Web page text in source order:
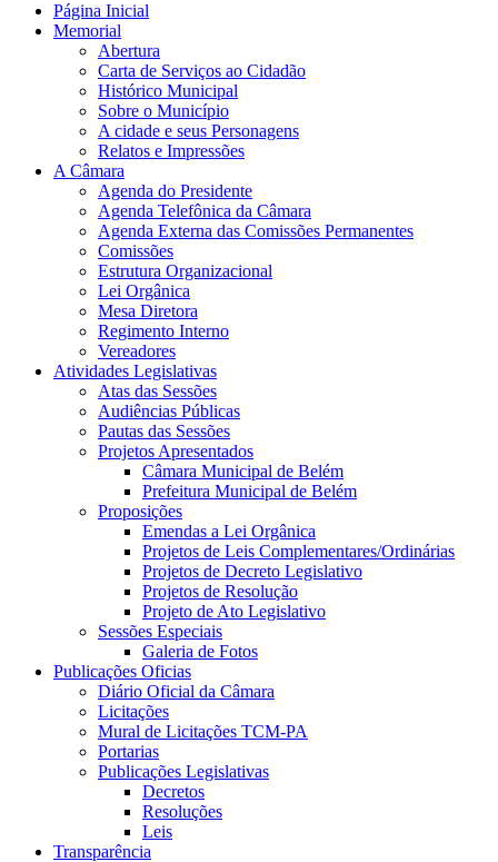
Página Inicial
Memorial
Abertura
Carta de Serviços ao Cidadão
Histórico Municipal
Sobre o Município
A cidade e seus Personagens
Relatos e Impressões
A Câmara
Agenda do Presidente
Agenda Telefônica da Câmara
Agenda Externa das Comissões Permanentes
Comissões
Estrutura Organizacional
Lei Orgânica
Mesa Diretora
Regimento Interno
Vereadores
Atividades Legislativas
Atas das Sessões
Audiências Públicas
Pautas das Sessões
Projetos Apresentados
Câmara Municipal de Belém
Prefeitura Municipal de Belém
Proposições
Emendas a Lei Orgânica
Projetos de Leis Complementares/Ordinárias
Projetos de Decreto Legislativo
Projetos de Resolução
Projeto de Ato Legislativo
Sessões Especiais
Galeria de Fotos
Publicações Oficias
Diário Oficial da Câmara
Licitações
Mural de Licitações TCM-PA
Portarias
Publicações Legislativas
Decretos
Resoluções
Leis
Transparência